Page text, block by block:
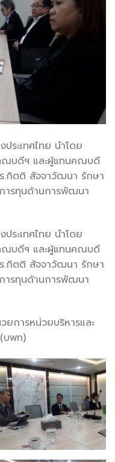
ระเทศไทย นำโดย
ณบดีฯ และผู้แทนคณบดี
.กิตติ สัจจาวัฒนา รักษา
ารทุนด้านการพัฒนา
ระเทศไทย นำโดย
ณบดีฯ และผู้แทนคณบดี
.กิตติ สัจจาวัฒนา รักษา
ารทุนด้านการพัฒนา
การหน่วยบริหารและ
บพท)